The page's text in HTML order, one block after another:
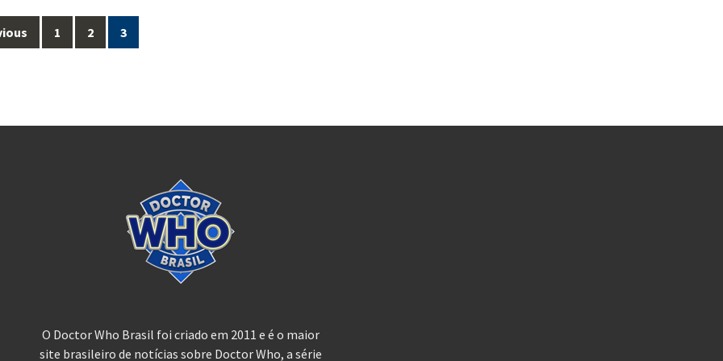
1 2 3
O Doctor Who Brasil foi criado em 2011 e é o maior
site brasileiro de notícias sobre Doctor Who, a série